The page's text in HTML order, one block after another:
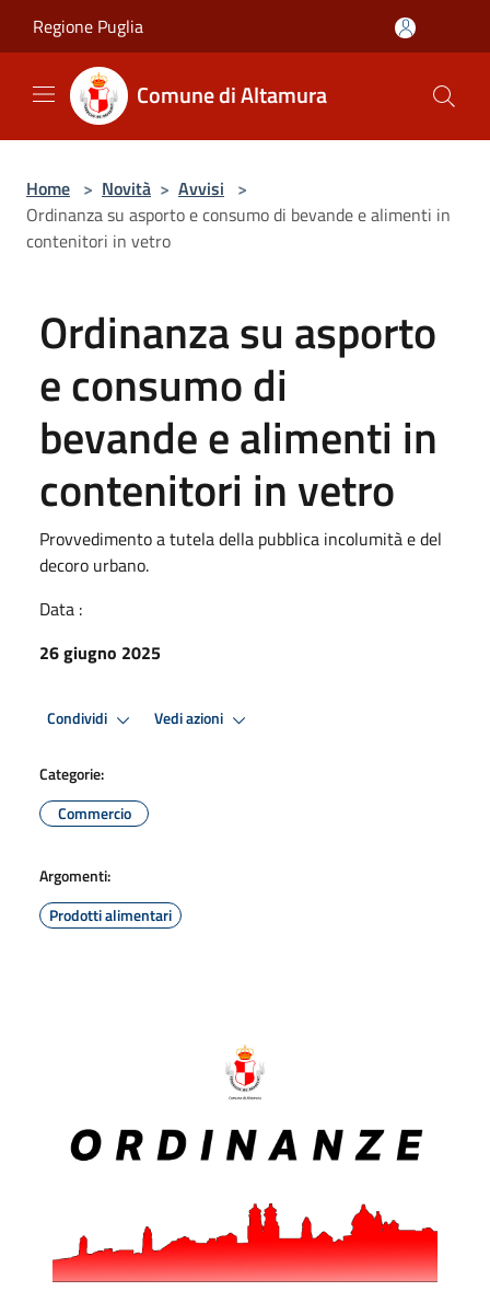
Regione Puglia
Comune di Altamura
Home > Novità > Avvisi >
Ordinanza su asporto e consumo di bevande e alimenti in
contenitori in vetro
Ordinanza su asporto
e consumo di
bevande e alimenti in
contenitori in vetro
Provvedimento a tutela della pubblica incolumità e del
decoro urbano.
Data :
26 giugno 2025
Condividi Vedi azioni
Categorie:
Commercio
Argomenti:
Prodotti alimentari